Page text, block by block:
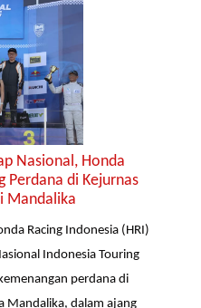
Nasional, Honda
Perdana di Kejurnas
Mandalika
Racing Indonesia (HRI)
Indonesia Touring
perdana di
Mandalika, dalam ajang